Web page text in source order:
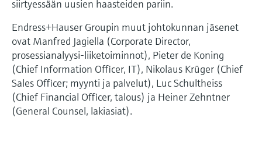
siirtyessään uusien haasteiden pariin.
Endress+Hauser Groupin muut johtokunnan jäsenet
ovat Manfred Jagiella (Corporate Director,
prosessianalyysi-liiketoiminnot), Pieter de Koning
(Chief Information Officer, IT), Nikolaus Krüger (Chief
Sales Officer; myynti ja palvelut), Luc Schultheiss
(Chief Financial Officer, talous) ja Heiner Zehntner
(General Counsel, lakiasiat).